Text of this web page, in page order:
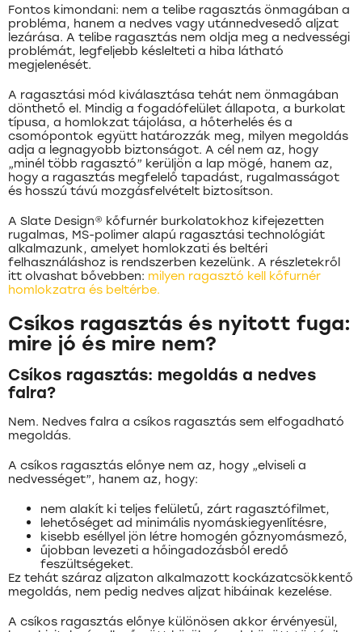
Fontos kimondani: nem a telibe ragasztás önmagában a
probléma, hanem a nedves vagy utánnedvesedő aljzat
lezárása. A telibe ragasztás nem oldja meg a nedvességi
problémát, legfeljebb késlelteti a hiba látható
megjelenését.
A ragasztási mód kiválasztása tehát nem önmagában
dönthető el. Mindig a fogadófelület állapota, a burkolat
típusa, a homlokzat tájolása, a hőterhelés és a
csomópontok együtt határozzák meg, milyen megoldás
adja a legnagyobb biztonságot. A cél nem az, hogy
„minél több ragasztó” kerüljön a lap mögé, hanem az,
hogy a ragasztás megfelelő tapadást, rugalmasságot
és hosszú távú mozgásfelvételt biztosítson.
A Slate Design® kőfurnér burkolatokhoz kifejezetten
rugalmas, MS-polimer alapú ragasztási technológiát
alkalmazunk, amelyet homlokzati és beltéri
felhasználáshoz is rendszerben kezelünk. A részletekről
itt olvashat bővebben: milyen ragasztó kell kőfurnér
homlokzatra és beltérbe.
Csíkos ragasztás és nyitott fuga:
mire jó és mire nem?
Csíkos ragasztás: megoldás a nedves
falra?
Nem. Nedves falra a csíkos ragasztás sem elfogadható
megoldás.
A csíkos ragasztás előnye nem az, hogy „elviseli a
nedvességet”, hanem az, hogy:
nem alakít ki teljes felületű, zárt ragasztófilmet,
lehetőséget ad minimális nyomáskiegyenlítésre,
kisebb eséllyel jön létre homogén gőznyomásmező,
űjobban levezeti a hőingadozásból eredő
feszültségeket.
Ez tehát száraz aljzaton alkalmazott kockázatcsökkentő
megoldás, nem pedig nedves aljzat hibáinak kezelése.
A csíkos ragasztás előnye különösen akkor érvényesül,